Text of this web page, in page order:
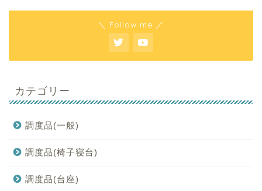
＼ Follow me ／
カテゴリー
調度品(一般)
調度品(椅子寝台)
調度品(台座)